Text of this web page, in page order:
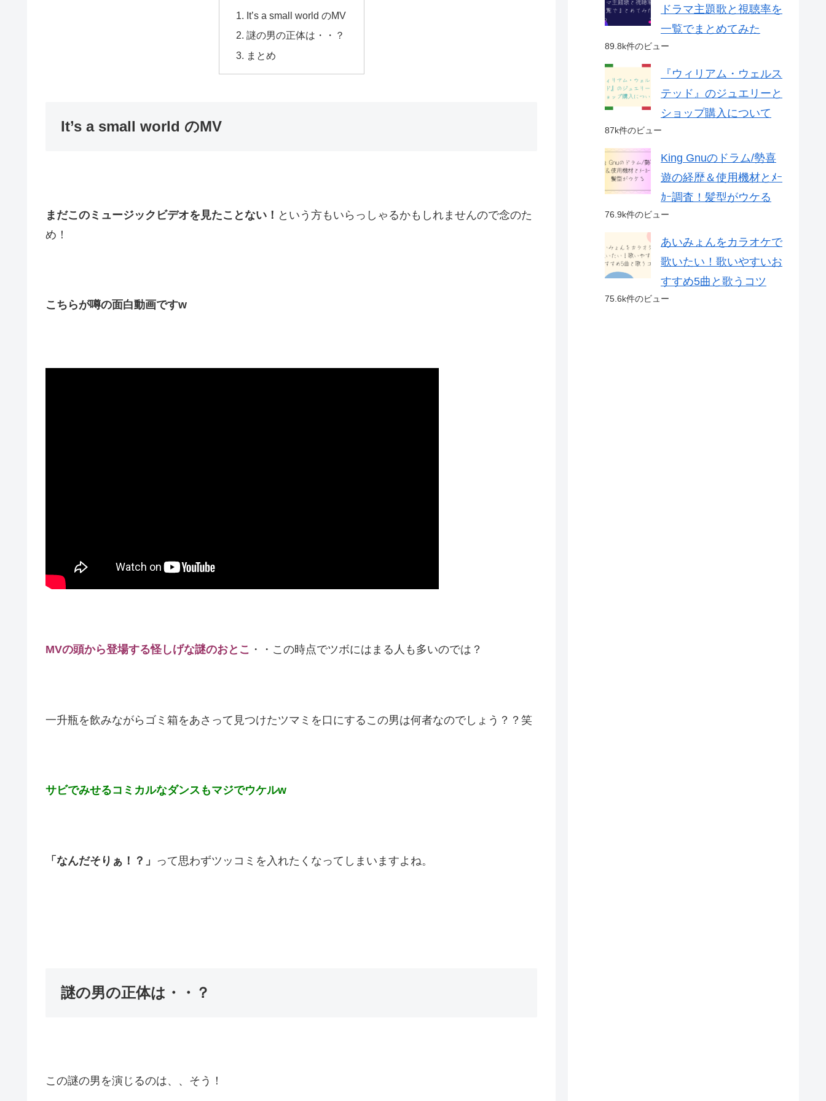
It’s a small world のMV
謎の男の正体は・・？
まとめ
It’s a small world のMV
まだこのミュージックビデオを見たことない！ という方もいらっしゃるかもしれませんので念のた
め！
こちらが噂の面白動画ですw
MVの頭から登場する怪しげな謎のおとこ ・・この時点でツボにはまる人も多いのでは？
一升瓶を飲みながらゴミ箱をあさって見つけたツマミを口にするこの男は何者なのでしょう？？笑
サビでみせるコミカルなダンスもマジでウケルw
「なんだそりぁ！？」 って思わずツッコミを入れたくなってしまいますよね。
謎の男の正体は・・？
この謎の男を演じるのは、、そう！
ドラマ主題歌と視聴率を
一覧でまとめてみた
89.8k件のビュー
『ウィリアム・ウェルス
テッド』のジュエリーと
ショップ購入について
87k件のビュー
King Gnuのドラム/勢喜
遊の経歴＆使用機材とﾒｰ
ｶｰ調査！髪型がウケる
76.9k件のビュー
あいみょんをカラオケで
歌いたい！歌いやすいお
すすめ5曲と歌うコツ
75.6k件のビュー